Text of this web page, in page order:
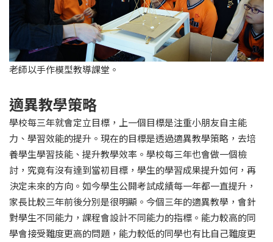
老師以手作模型教導課堂。
適異教學策略
學校每三年就會定立目標，上一個目標是注重小朋友自主能
力、學習效能的提升。現在的目標是透過適異教學策略，去培
養學生學習技能、提升教學效率。學校每三年也會做一個檢
討，究竟有沒有達到當初目標，學生的學習成果提升如何，再
決定未來的方向。如今學生公開考試成績每一年都一直提升，
家長比較三年前後分別是很明顯。今個三年的適異教學，會針
對學生不同能力，課程會設計不同能力的指標。能力較高的同
學會接受難度更高的問題，能力較低的同學也有比自己難度更